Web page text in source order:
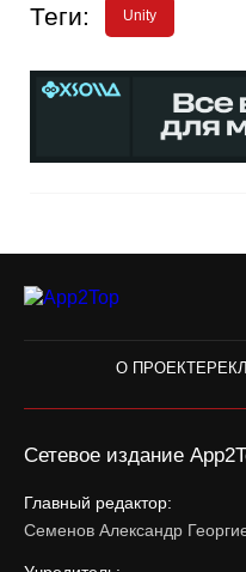
Теги: Unity
О ПРОЕКТЕ
Сетевое издание
Главный редактор:
Семенов Александр